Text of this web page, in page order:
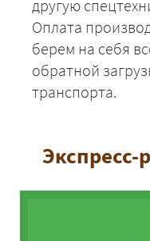
другую
Оплата
берем на себя
обратной
транспорта.
Экспресс-